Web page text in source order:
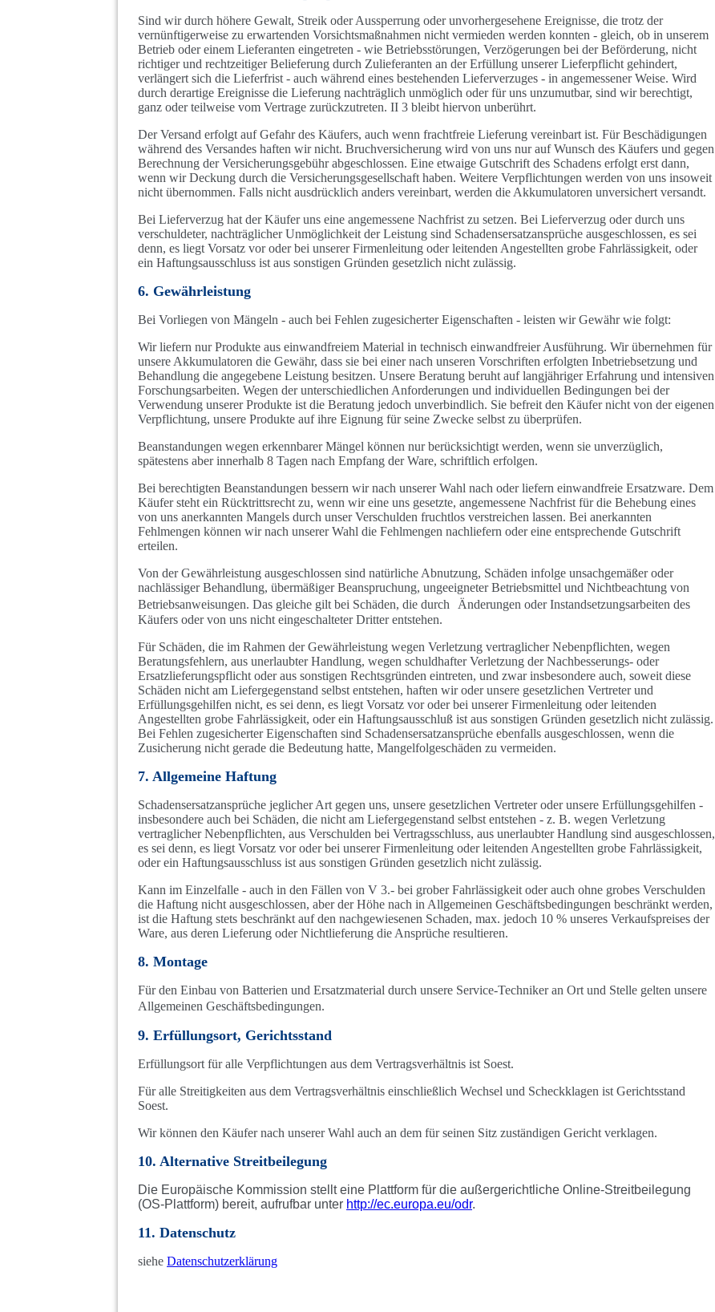
Sind wir durch höhere Gewalt, Streik oder Aussperrung oder unvorhergesehene Ereignisse, die trotz der
vernünftigerweise zu erwartenden Vorsichtsmaßnahmen nicht vermieden werden konnten - gleich, ob in unserem
Betrieb oder einem Lieferanten eingetreten - wie Betriebsstörungen, Verzögerungen bei der Beförderung, nicht
richtiger und rechtzeitiger Belieferung durch Zulieferanten an der Erfüllung unserer Lieferpflicht gehindert,
verlängert sich die Lieferfrist - auch während eines bestehenden Lieferverzuges - in angemessener Weise. Wird
durch derartige Ereignisse die Lieferung nachträglich unmöglich oder für uns unzumutbar, sind wir berechtigt,
ganz oder teilweise vom Vertrage zurückzutreten. II 3 bleibt hiervon unberührt.
Der Versand erfolgt auf Gefahr des Käufers, auch wenn frachtfreie Lieferung vereinbart ist. Für Beschädigungen
während des Versandes haften wir nicht. Bruchversicherung wird von uns nur auf Wunsch des Käufers und gegen
Berechnung der Versicherungsgebühr abgeschlossen. Eine etwaige Gutschrift des Schadens erfolgt erst dann,
wenn wir Deckung durch die Versicherungsgesellschaft haben. Weitere Verpflichtungen werden von uns insoweit
nicht übernommen. Falls nicht ausdrücklich anders vereinbart, werden die Akkumulatoren unversichert versandt.
Bei Lieferverzug hat der Käufer uns eine angemessene Nachfrist zu setzen. Bei Lieferverzug oder durch uns
verschuldeter, nachträglicher Unmöglichkeit der Leistung sind Schadensersatzansprüche ausgeschlossen, es sei
denn, es liegt Vorsatz vor oder bei unserer Firmenleitung oder leitenden Angestellten grobe Fahrlässigkeit, oder
ein Haftungsausschluss ist aus sonstigen Gründen gesetzlich nicht zulässig.
6. Gewährleistung
Bei Vorliegen von Mängeln - auch bei Fehlen zugesicherter Eigenschaften - leisten wir Gewähr wie folgt:
Wir liefern nur Produkte aus einwandfreiem Material in technisch einwandfreier Ausführung. Wir übernehmen für
unsere Akkumulatoren die Gewähr, dass sie bei einer nach unseren Vorschriften erfolgten Inbetriebsetzung und
Behandlung die angegebene Leistung besitzen. Unsere Beratung beruht auf langjähriger Erfahrung und intensiven
Forschungsarbeiten. Wegen der unterschiedlichen Anforderungen und individuellen Bedingungen bei der
Verwendung unserer Produkte ist die Beratung jedoch unverbindlich. Sie befreit den Käufer nicht von der eigenen
Verpflichtung, unsere Produkte auf ihre Eignung für seine Zwecke selbst zu überprüfen.
Beanstandungen wegen erkennbarer Mängel können nur berücksichtigt werden, wenn sie unverzüglich,
spätestens aber innerhalb 8 Tagen nach Empfang der Ware, schriftlich erfolgen.
Bei berechtigten Beanstandungen bessern wir nach unserer Wahl nach oder liefern einwandfreie Ersatzware. Dem
Käufer steht ein Rücktrittsrecht zu, wenn wir eine uns gesetzte, angemessene Nachfrist für die Behebung eines
von uns anerkannten Mangels durch unser Verschulden fruchtlos verstreichen lassen. Bei anerkannten
Fehlmengen können wir nach unserer Wahl die Fehlmengen nachliefern oder eine entsprechende Gutschrift
erteilen.
Von der Gewährleistung ausgeschlossen sind natürliche Abnutzung, Schäden infolge unsachgemäßer oder
nachlässiger Behandlung, übermäßiger Beanspruchung, ungeeigneter Betriebsmittel und Nichtbeachtung von
Betriebsanweisungen. Das gleiche gilt bei Schäden, die durch Änderungen oder Instandsetzungsarbeiten des
Käufers oder von uns nicht eingeschalteter Dritter entstehen.
Für Schäden, die im Rahmen der Gewährleistung wegen Verletzung vertraglicher Nebenpflichten, wegen
Beratungsfehlern, aus unerlaubter Handlung, wegen schuldhafter Verletzung der Nachbesserungs- oder
Ersatzlieferungspflicht oder aus sonstigen Rechtsgründen eintreten, und zwar insbesondere auch, soweit diese
Schäden nicht am Liefergegenstand selbst entstehen, haften wir oder unsere gesetzlichen Vertreter und
Erfüllungsgehilfen nicht, es sei denn, es liegt Vorsatz vor oder bei unserer Firmenleitung oder leitenden
Angestellten grobe Fahrlässigkeit, oder ein Haftungsausschluß ist aus sonstigen Gründen gesetzlich nicht zulässig.
Bei Fehlen zugesicherter Eigenschaften sind Schadensersatzansprüche ebenfalls ausgeschlossen, wenn die
Zusicherung nicht gerade die Bedeutung hatte, Mangelfolgeschäden zu vermeiden.
7. Allgemeine Haftung
Schadensersatzansprüche jeglicher Art gegen uns, unsere gesetzlichen Vertreter oder unsere Erfüllungsgehilfen -
insbesondere auch bei Schäden, die nicht am Liefergegenstand selbst entstehen - z. B. wegen Verletzung
vertraglicher Nebenpflichten, aus Verschulden bei Vertragsschluss, aus unerlaubter Handlung sind ausgeschlossen,
es sei denn, es liegt Vorsatz vor oder bei unserer Firmenleitung oder leitenden Angestellten grobe Fahrlässigkeit,
oder ein Haftungsausschluss ist aus sonstigen Gründen gesetzlich nicht zulässig.
Kann im Einzelfalle - auch in den Fällen von V 3.- bei grober Fahrlässigkeit oder auch ohne grobes Verschulden
die Haftung nicht ausgeschlossen, aber der Höhe nach in Allgemeinen Geschäftsbedingungen beschränkt werden,
ist die Haftung stets beschränkt auf den nachgewiesenen Schaden, max. jedoch 10 % unseres Verkaufspreises der
Ware, aus deren Lieferung oder Nichtlieferung die Ansprüche resultieren.
8. Montage
Für den Einbau von Batterien und Ersatzmaterial durch unsere Service-Techniker an Ort und Stelle gelten unsere
Allgemeinen Geschäftsbedingungen.
9. Erfüllungsort, Gerichtsstand
Erfüllungsort für alle Verpflichtungen aus dem Vertragsverhältnis ist Soest.
Für alle Streitigkeiten aus dem Vertragsverhältnis einschließlich Wechsel und Scheckklagen ist Gerichtsstand
Soest.
Wir können den Käufer nach unserer Wahl auch an dem für seinen Sitz zuständigen Gericht verklagen.
10. Alternative Streitbeilegung
Die Europäische Kommission stellt eine Plattform für die außergerichtliche Online-Streitbeilegung
(OS-Plattform) bereit, aufrufbar unter http://ec.europa.eu/odr.
11. Datenschutz
siehe Datenschutzerklärung